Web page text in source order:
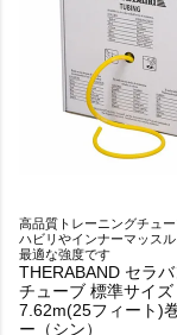
高品質トレーニングチュー
ハビリやインナーマッス
最適な強度です
THERABAND セラ
チューブ 標準サイ
7.62m(25フィート)
ー（シン）